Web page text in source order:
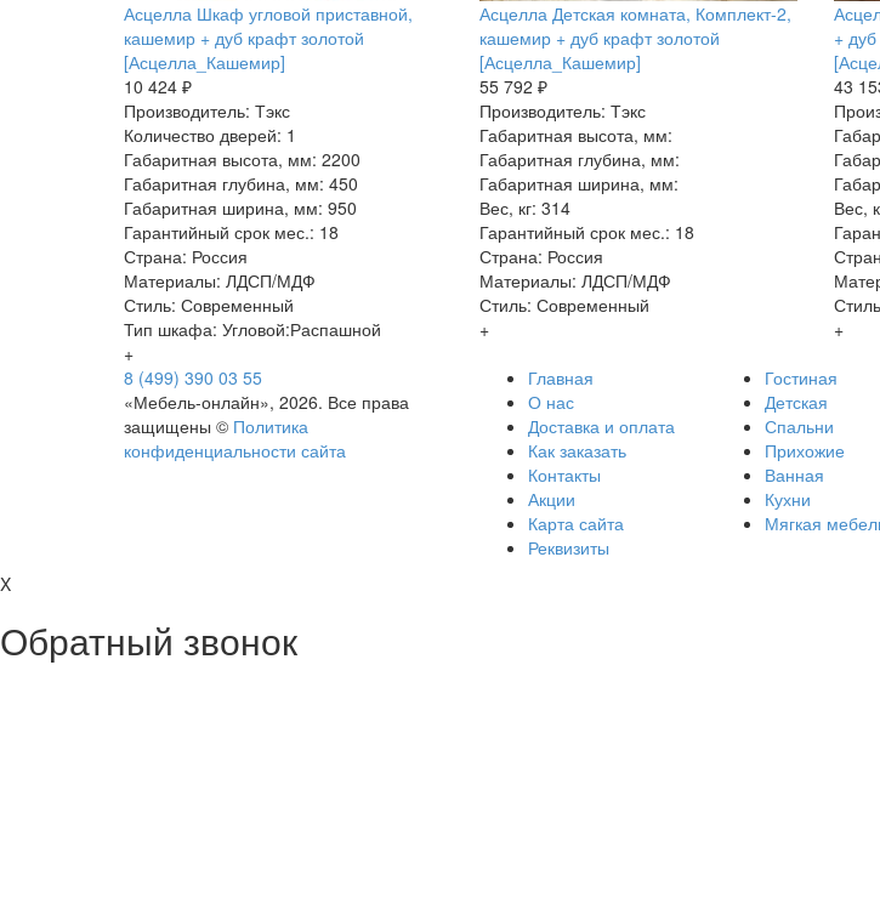
Асцелла Шкаф угловой приставной,
кашемир + дуб крафт золотой
[Асцелла_Кашемир]
10 424 ₽
Производитель: Тэкс
Количество дверей: 1
Габаритная высота, мм: 2200
Габаритная глубина, мм: 450
Габаритная ширина, мм: 950
Гарантийный срок мес.: 18
Страна: Россия
Материалы: ЛДСП/МДФ
Стиль: Современный
Тип шкафа: Угловой:Распашной
+
Асцелла Детская комната, Комплект-2,
кашемир + дуб крафт золотой
[Асцелла_Кашемир]
55 792 ₽
Производитель: Тэкс
Габаритная высота, мм:
Габаритная глубина, мм:
Габаритная ширина, мм:
Вес, кг: 314
Гарантийный срок мес.: 18
Страна: Россия
Материалы: ЛДСП/МДФ
Стиль: Современный
+
+
43
Вес,
+
8 (499) 390 03 55
«Мебель-онлайн», 2026. Все права
защищены © Политика
конфиденциальности сайта
Главная
О нас
Доставка и оплата
Как заказать
Контакты
Акции
Карта сайта
Реквизиты
Гостиная
Детская
Спальни
Прихожие
Ванная
Кухни
Мягкая
X
Обратный звонок